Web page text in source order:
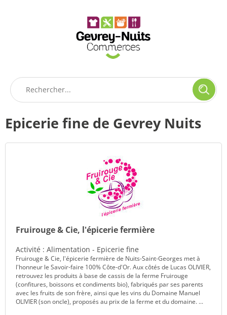
Epicerie fine de Gevrey Nuits
Fruirouge & Cie, l'épicerie fermière
Activité : Alimentation - Epicerie fine
Fruirouge & Cie, l'épicerie fermière de Nuits-Saint-Georges met à
l'honneur le Savoir-faire 100% Côte-d'Or. Aux côtés de Lucas OLIVIER,
retrouvez les produits à base de cassis de la ferme Fruirouge
(confitures, boissons et condiments bio), fabriqués par ses parents
avec les fruits de son frère, ainsi que les vins du Domaine Manuel
OLIVIER (son oncle), proposés au prix de la ferme et du domaine. ...